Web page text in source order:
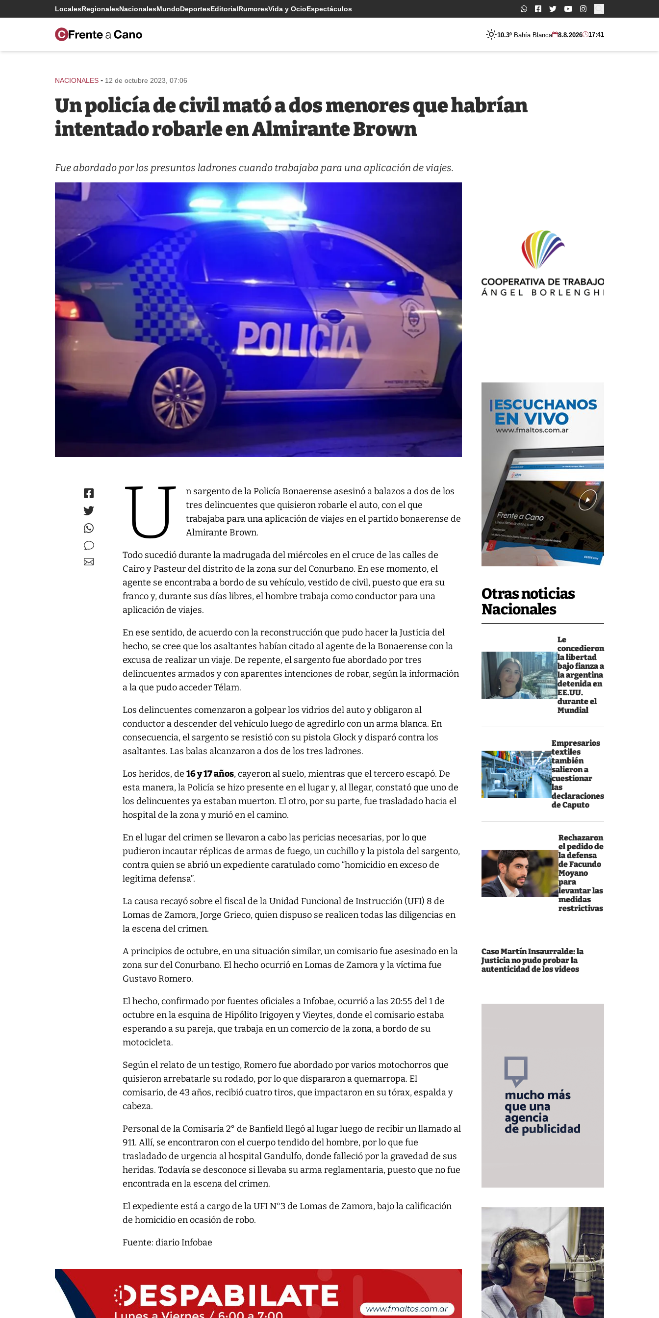
LocalesRegionalesNacionalesMundoDeportesEditorialRumoresVida y OcioEspectáculos Buscar:
10.3º Bahía Blanca 8.8.2026 17:41
Otras noticias
Nacionales
Le
concedieron
la libertad
bajo fianza a
la argentina
detenida en
EE.UU.
durante el
Mundial
Empresarios
textiles
también
salieron a
cuestionar
las
declaraciones
de Caputo
Rechazaron
el pedido de
la defensa
de Facundo
Moyano
para
levantar las
medidas
restrictivas
Caso Martín Insaurralde: la
Justicia no pudo probar la
autenticidad de los videos
NACIONALES - 12 de octubre 2023, 07:06
Un policía de civil mató a dos menores que habrían
intentado robarle en Almirante Brown
Fue abordado por los presuntos ladrones cuando trabajaba para una aplicación de viajes.
U
n sargento de la Policía Bonaerense asesinó a balazos a dos de los
tres delincuentes que quisieron robarle el auto, con el que
trabajaba para una aplicación de viajes en el partido bonaerense de
Almirante Brown.
Todo sucedió durante la madrugada del miércoles en el cruce de las calles de
Cairo y Pasteur del distrito de la zona sur del Conurbano. En ese momento, el
agente se encontraba a bordo de su vehículo, vestido de civil, puesto que era su
franco y, durante sus días libres, el hombre trabaja como conductor para una
aplicación de viajes.
En ese sentido, de acuerdo con la reconstrucción que pudo hacer la Justicia del
hecho, se cree que los asaltantes habían citado al agente de la Bonaerense con la
excusa de realizar un viaje. De repente, el sargento fue abordado por tres
delincuentes armados y con aparentes intenciones de robar, según la información
a la que pudo acceder Télam.
Los delincuentes comenzaron a golpear los vidrios del auto y obligaron al
conductor a descender del vehículo luego de agredirlo con un arma blanca. En
consecuencia, el sargento se resistió con su pistola Glock y disparó contra los
asaltantes. Las balas alcanzaron a dos de los tres ladrones.
Los heridos, de16 y 17 años, cayeron al suelo, mientras que el tercero escapó. De
esta manera, la Policía se hizo presente en el lugar y, al llegar, constató que uno de
los delincuentes ya estaban muerton. El otro, por su parte, fue trasladado hacia el
hospital de la zona y murió en el camino.
En el lugar del crimen se llevaron a cabo las pericias necesarias, por lo que
pudieron incautar réplicas de armas de fuego, un cuchillo y la pistola del sargento,
contra quien se abrió un expediente caratulado como “homicidio en exceso de
legítima defensa”.
La causa recayó sobre el fiscal de la Unidad Funcional de Instrucción (UFI) 8 de
Lomas de Zamora, Jorge Grieco, quien dispuso se realicen todas las diligencias en
la escena del crimen.
A principios de octubre, en una situación similar, un comisario fue asesinado en la
zona sur del Conurbano. El hecho ocurrió en Lomas de Zamora y la víctima fue
Gustavo Romero.
El hecho, confirmado por fuentes oficiales a Infobae, ocurrió a las 20:55 del 1 de
octubre en la esquina de Hipólito Irigoyen y Vieytes, donde el comisario estaba
esperando a su pareja, que trabaja en un comercio de la zona, a bordo de su
motocicleta.
Según el relato de un testigo, Romero fue abordado por varios motochorros que
quisieron arrebatarle su rodado, por lo que dispararon a quemarropa. El
comisario, de 43 años, recibió cuatro tiros, que impactaron en su tórax, espalda y
cabeza.
Personal de la Comisaría 2° de Banfield llegó al lugar luego de recibir un llamado al
911. Allí, se encontraron con el cuerpo tendido del hombre, por lo que fue
trasladado de urgencia al hospital Gandulfo, donde falleció por la gravedad de sus
heridas. Todavía se desconoce si llevaba su arma reglamentaria, puesto que no fue
encontrada en la escena del crimen.
El expediente está a cargo de la UFI N°3 de Lomas de Zamora, bajo la calificación
de homicidio en ocasión de robo.
Fuente: diario Infobae